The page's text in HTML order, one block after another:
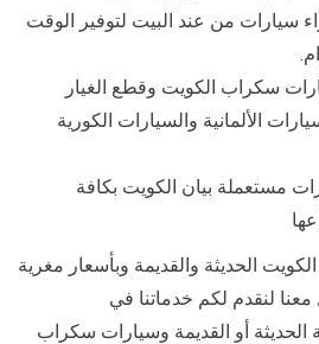
سيارات من عند البيت لتوفير الوقت
سكراب الكويت وقطع الغيار
الألمانية والسيارات الكورية
مستعملة بيان الكويت بكافة
الحديثة والقديمة وبأسعار مغرية
معنا لنقدم لكم خدماتنا في
الحديثة أو القديمة وسيارات سكراب